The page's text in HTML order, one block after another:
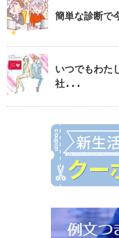
簡単な診断で
いつでもわた
社...